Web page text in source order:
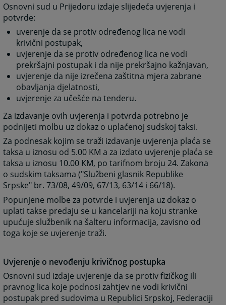
Osnovni sud u Prijedoru izdaje slijedeća uvjerenja i
potvrde:
uverenje da se protiv određenog lica ne vodi
krivični postupak,
uvjerenje da se protiv određenog lica ne vodi
prekršajni postupak i da nije prekršajno kažnjavan,
uvjerenje da nije izrečena zaštitna mjera zabrane
obavljanja djelatnosti,
uvjerenje za učešće na tenderu.
Za izdavanje ovih uvjerenja i potvrda potrebno je
podnijeti molbu uz dokaz o uplaćenoj sudskoj taksi.
Za podnesak kojim se traži izdavanje uvjerenja plaća se
taksa u iznosu od 5.00 KM a za izdato uvjerenje plaća se
taksa u iznosu 10.00 KM, po tarifnom broju 24. Zakona
o sudskim taksama ("Službeni glasnik Republike
Srpske" br. 73/08, 49/09, 67/13, 63/14 i 66/18).
Popunjene molbe za potvrde i uvjerenja uz dokaz o
uplati takse predaju se u kancelariji na koju stranke
upućuje službenik na šalteru informacija, zavisno od
toga koje se uvjerenje traži.
Uvjerenje o nevođenju krivičnog postupka
Osnovni sud izdaje uvjerenje da se protiv fizičkog ili
pravnog lica koje podnosi zahtjev ne vodi krivični
postupak pred sudovima u Republici Srpskoj, Federaciji